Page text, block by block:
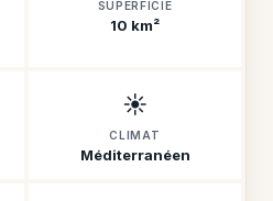
SUPERFICIE
10 km²
☀️
CLIMAT
Méditerranéen